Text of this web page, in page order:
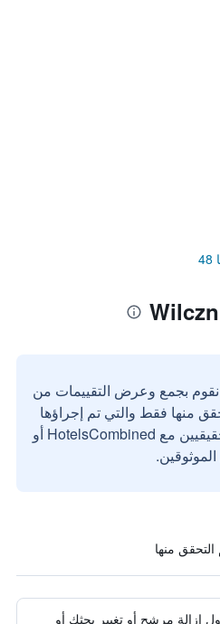
نقوم بجمع وعرض التقييمات من
منها فقط والتي تم إجراؤها
بواسطة مستخدمين حقيقيين مع HotelsCombined أو
إزالة مرشح أو تغيير بحثك أو